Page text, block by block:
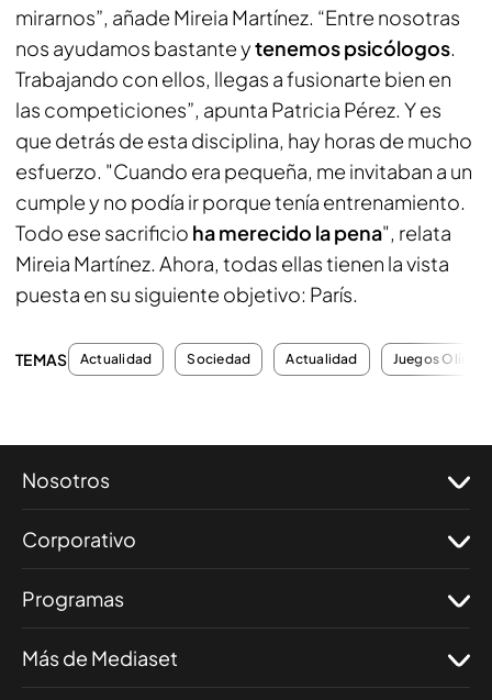
mirarnos”, añade Mireia Martínez. “Entre nosotras
nos ayudamos bastante ytenemos psicólogos.
Trabajando con ellos, llegas a fusionarte bien en
las competiciones”, apunta Patricia Pérez. Y es
que detrás de esta disciplina, hay horas de mucho
esfuerzo. "Cuando era pequeña, me invitaban a un
cumple y no podía ir porque tenía entrenamiento.
Todo ese sacrificio ha merecido la pena", relata
Mireia Martínez. Ahora, todas ellas tienen la vista
puesta en su siguiente objetivo: París.
TEMAS Actualidad Sociedad Actualidad Juegos
Nosotros
Corporativo
Programas
Más de Mediaset